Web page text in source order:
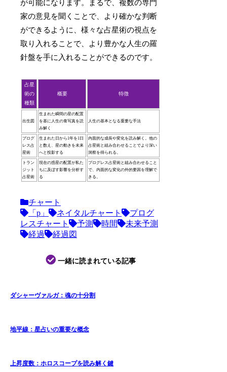
が可能になります。まるで、複数の専門
家の意見を聞くことで、より確かな判断
ができるように、様々な占星術の視点を
取り入れることで、より豊かな人生の羅
針盤を手に入れることができるのです。
占星
術の
種類
概要 特徴
出生図
生まれた瞬間の星の配置
を基に人生の青写真を読
み解く
人生の基本となる重要な手法
プログ
レス占
星術
生まれた日から1年を1日
と数え、星の動きを未来
へと投影する
内面的な成長や変化を読み解く。他の
占星術と組み合わせることでより深い
洞察を得られる。
トラン
ジット
占星術
現在の惑星の配置が私た
ちに及ぼす影響を分析す
る
プログレス占星術と組み合わせること
で、内面的な変化の外的要因を理解で
きる。
チャート
「p」
ネイタルチャート
プログ
レスチャート
予測 時間
未来予測
経過
経過図
一緒に読まれている記事
ダシャーヴァルガ：魂の十分割
地平線：星占いの重要な概念
上昇度数：ホロスコープを読み解く鍵